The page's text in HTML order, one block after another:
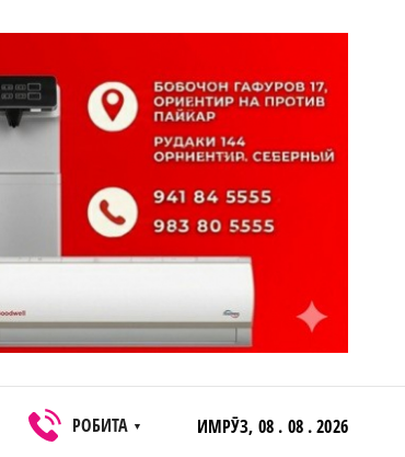
РОБИТА ▼ ИМРӮЗ, 08 . 08 . 2026